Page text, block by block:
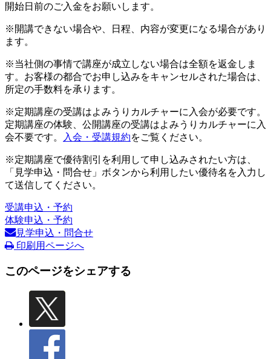
開始日前のご入金をお願いします。
※開講できない場合や、日程、内容が変更になる場合があり
ます。
※当社側の事情で講座が成立しない場合は全額を返金しま
す。お客様の都合でお申し込みをキャンセルされた場合は、
所定の手数料を承ります。
※定期講座の受講はよみうりカルチャーに入会が必要です。
定期講座の体験、公開講座の受講はよみうりカルチャーに入
会不要です。
入会・受講規約をご覧ください。
※定期講座で優待割引を利用して申し込みされたい方は、
「見学申込・問合せ」ボタンから利用したい優待名を入力し
て送信してください。
受講申込・予約
体験申込・予約
見学申込・問合せ
印刷用ページへ
このページをシェアする